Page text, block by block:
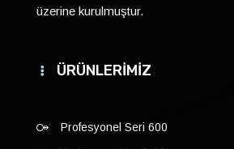
üzerine kurulmuştur.
ÜRÜNLERİMİZ
Profesyonel Seri 600